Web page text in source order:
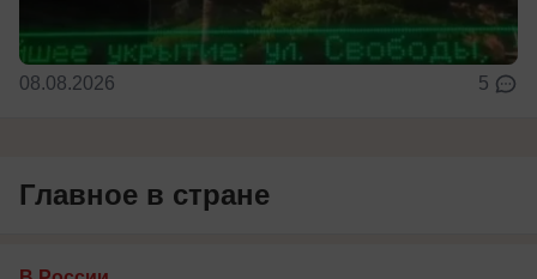
08.08.2026 5
Главное в стране